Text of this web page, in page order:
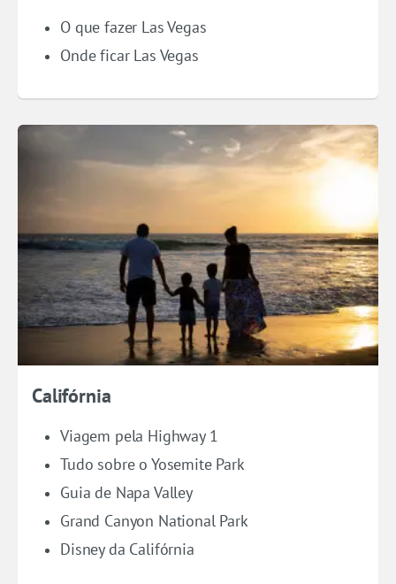
O que fazer Las Vegas
Onde ficar Las Vegas
Califórnia
Viagem pela Highway 1
Tudo sobre o Yosemite Park
Guia de Napa Valley
Grand Canyon National Park
Disney da Califórnia